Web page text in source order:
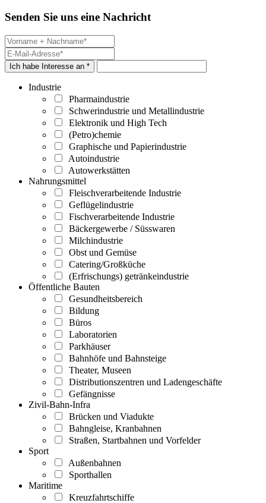
Senden Sie uns eine Nachricht
Ich habe Interesse an *
Industrie
Pharmaindustrie
Schwerindustrie und Metallindustrie
Elektronik und High Tech
(Petro)chemie
Graphische und Papierindustrie
Autoindustrie
Autowerkstätten
Nahrungsmittel
Fleischverarbeitende Industrie
Geflügelindustrie
Fischverarbeitende Industrie
Bäckergewerbe / Süsswaren
Milchindustrie
Obst und Gemüse
Catering/Großküche
(Erfrischungs) getränkeindustrie
Öffentliche Bauten
Gesundheitsbereich
Bildung
Büros
Laboratorien
Parkhäuser
Bahnhöfe und Bahnsteige
Theater, Museen
Distributionszentren und Ladengeschäfte
Gefängnisse
Zivil-Bahn-Infra
Brücken und Viadukte
Bahngleise, Kranbahnen
Straßen, Startbahnen und Vorfelder
Sport
Außenbahnen
Sporthallen
Maritime
Kreuzfahrtschiffe